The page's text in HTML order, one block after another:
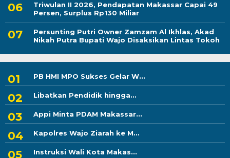
Triwulan II 2026, Pendapatan Makassar Capai 49
Persen, Surplus Rp130 Miliar
Persunting Putri Owner Zamzam Al Ikhlas, Akad
Nikah Putra Bupati Wajo Disaksikan Lintas Tokoh
PB HMI MPO Sukses Gelar W...
Libatkan Pendidik hingga...
Appi Minta PDAM Makassar...
Kapolres Wajo Ziarah ke M...
Instruksi Wali Kota Makas...